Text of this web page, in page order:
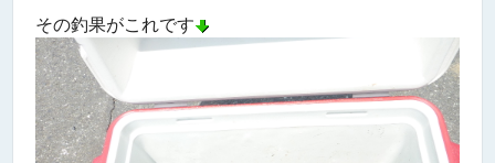
その釣果がこれです